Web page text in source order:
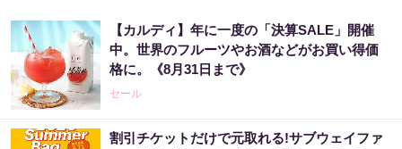
【カルディ】年に一度の「決算SALE」開催
中。世界のフルーツやお酒などがお買い得価
格に。《8月31日まで》
セール
割引チケットだけで元取れる!サブウェイファ